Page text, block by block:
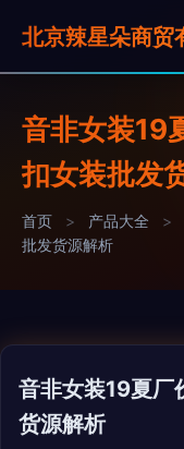
音非女装19
扣女装批发
首页 > 产品大全 >
批发货源解析
音非女装19夏厂
货源解析